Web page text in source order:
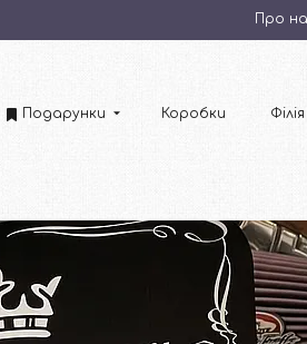
Про
Подарунки Коробки